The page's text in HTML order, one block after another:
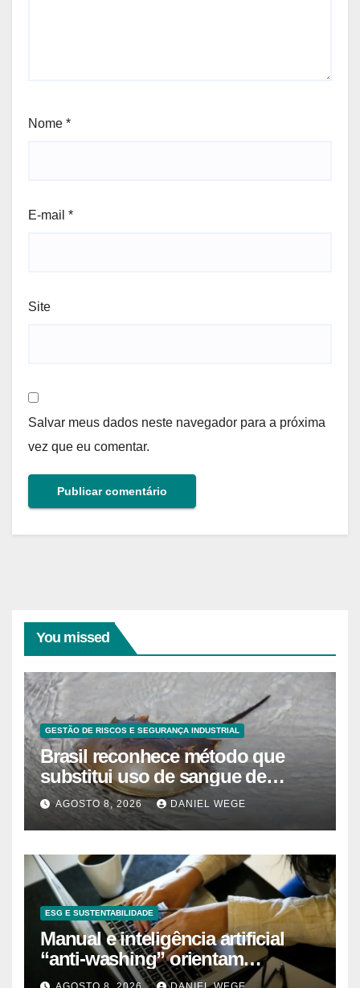
Nome *
E-mail *
Site
Salvar meus dados neste navegador para a próxima
vez que eu comentar.
You missed
GESTÃO DE RISCOS E SEGURANÇA INDUSTRIAL
Brasil reconhece método que
substitui uso de sangue de
caranguejo-ferradura em testes
farmacêuticos
AGOSTO 8, 2026 DANIEL WEGE
ESG E SUSTENTABILIDADE
Manual e inteligência artificial
“anti-washing” orientam
empresas